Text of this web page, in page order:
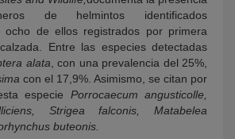
de helmintos identificados
ocho de ellos registrados por primera
Entre las especies detectadas
alata , con una prevalencia del 25%,
con el 17,9%. Asimismo, se citan por
especie Porrocaecum angusticolle,
Strigea falconis, Matabelea
buteonis.